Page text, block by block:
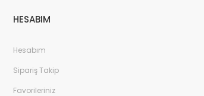
HESABIM
Hesabım
Sipariş Takip
Favorileriniz